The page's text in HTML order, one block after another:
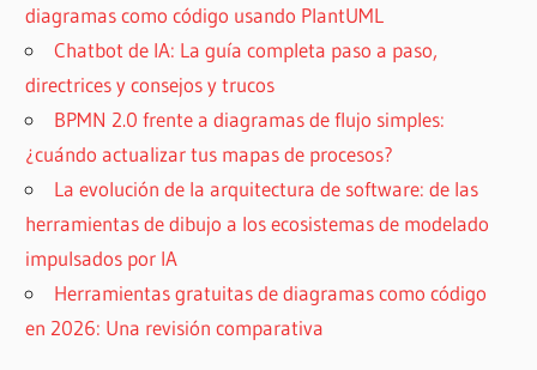
diagramas como código usando PlantUML
Chatbot de IA: La guía completa paso a paso,
directrices y consejos y trucos
BPMN 2.0 frente a diagramas de flujo simples:
¿cuándo actualizar tus mapas de procesos?
La evolución de la arquitectura de software: de las
herramientas de dibujo a los ecosistemas de modelado
impulsados por IA
Herramientas gratuitas de diagramas como código
en 2026: Una revisión comparativa